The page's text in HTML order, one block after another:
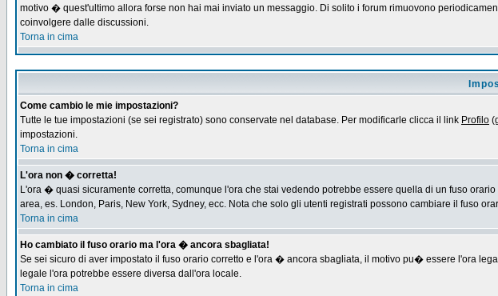
motivo � quest'ultimo allora forse non hai mai inviato un messaggio. Di solito i forum rimuovono
coinvolgere dalle discussioni.
Torna in cima
Come cambio le mie impostazioni?
Tutte le tue impostazioni (se sei registrato) sono conservate nel database. Per modificarle clicca il link Profilo
impostazioni.
Torna in cima
L'ora non � corretta!
L'ora � quasi sicuramente corretta, comunque l'ora che stai vedendo potrebbe essere quella di un fuso
area, es. London, Paris, New York, Sydney, ecc. Nota che solo gli utenti registrati possono cambiare il fuso
Torna in cima
Ho cambiato il fuso orario ma l'ora � ancora sbagliata!
Se sei sicuro di aver impostato il fuso orario corretto e l'ora � ancora sbagliata, il motivo pu� essere l'ora
legale l'ora potrebbe essere diversa dall'ora locale.
Torna in cima